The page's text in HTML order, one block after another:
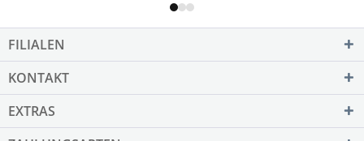
FILIALEN
KONTAKT
EXTRAS